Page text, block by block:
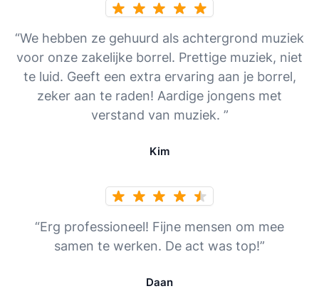
“We hebben ze gehuurd als achtergrond muziek
voor onze zakelijke borrel. Prettige muziek, niet
te luid. Geeft een extra ervaring aan je borrel,
zeker aan te raden! Aardige jongens met
verstand van muziek. ”
Kim
“Erg professioneel! Fijne mensen om mee
samen te werken. De act was top!”
Daan